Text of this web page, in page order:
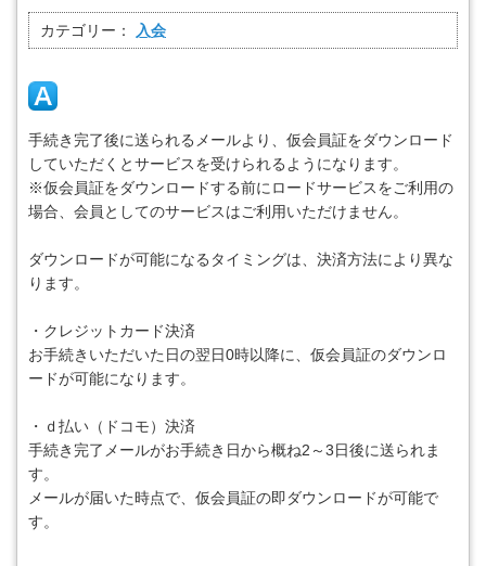
カテゴリー： 入会
手続き完了後に送られるメールより、仮会員証をダウンロード
していただくとサービスを受けられるようになります。
※仮会員証をダウンロードする前にロードサービスをご利用の
場合、会員としてのサービスはご利用いただけません。
ダウンロードが可能になるタイミングは、決済方法により異な
ります。
・クレジットカード決済
お手続きいただいた日の翌日0時以降に、仮会員証のダウンロ
ードが可能になります。
・ｄ払い（ドコモ）決済
手続き完了メールがお手続き日から概ね2～3日後に送られま
す。
メールが届いた時点で、仮会員証の即ダウンロードが可能で
す。